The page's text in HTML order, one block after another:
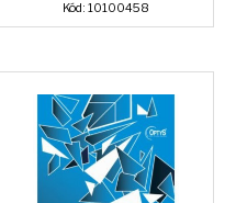
Kód: 10100458